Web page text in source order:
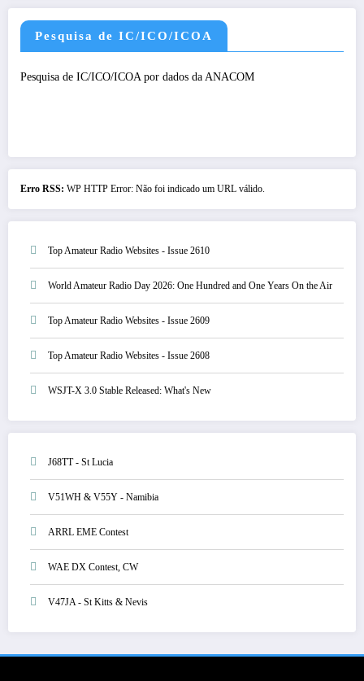
Pesquisa de IC/ICO/ICOA
Pesquisa de IC/ICO/ICOA por dados da ANACOM
Erro RSS: WP HTTP Error: Não foi indicado um URL válido.
Top Amateur Radio Websites - Issue 2610
World Amateur Radio Day 2026: One Hundred and One Years On the Air
Top Amateur Radio Websites - Issue 2609
Top Amateur Radio Websites - Issue 2608
WSJT-X 3.0 Stable Released: What's New
J68TT - St Lucia
V51WH & V55Y - Namibia
ARRL EME Contest
WAE DX Contest, CW
V47JA - St Kitts & Nevis